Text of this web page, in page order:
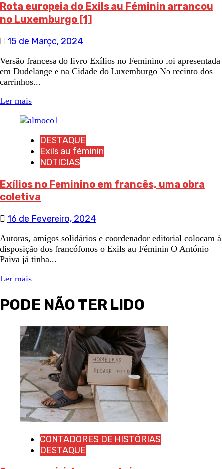
Rota europeia do Exils au Féminin arrancou
no Luxemburgo [1]
15 de Março, 2024
Versão francesa do livro Exílios no Feminino foi apresentada
em Dudelange e na Cidade do Luxemburgo No recinto dos
carrinhos...
Ler mais
DESTAQUE
Exils au féminin
NOTICIAS
Exílios no Feminino em francês, uma obra
coletiva
16 de Fevereiro, 2024
Autoras, amigos solidários e coordenador editorial colocam à
disposição dos francófonos o Exils au Féminin O António
Paiva já tinha...
Ler mais
PODE NÃO TER LIDO
CONTADORES DE HISTÓRIAS
DESTAQUE